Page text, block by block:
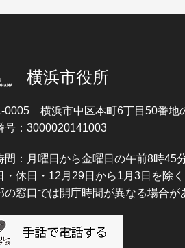
横浜市役所
0005 横浜市中区本町6丁目50番地
号：3000020141003
間：月曜日から金曜日の午前8時45
・休日・12月29日から1月3日を除く
窓口では開庁時間が異なる場合が